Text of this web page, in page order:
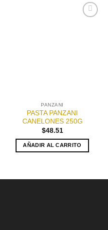
PANZANI
PASTA PANZANI
CANELONES 250G
$48.51
AÑADIR AL CARRITO